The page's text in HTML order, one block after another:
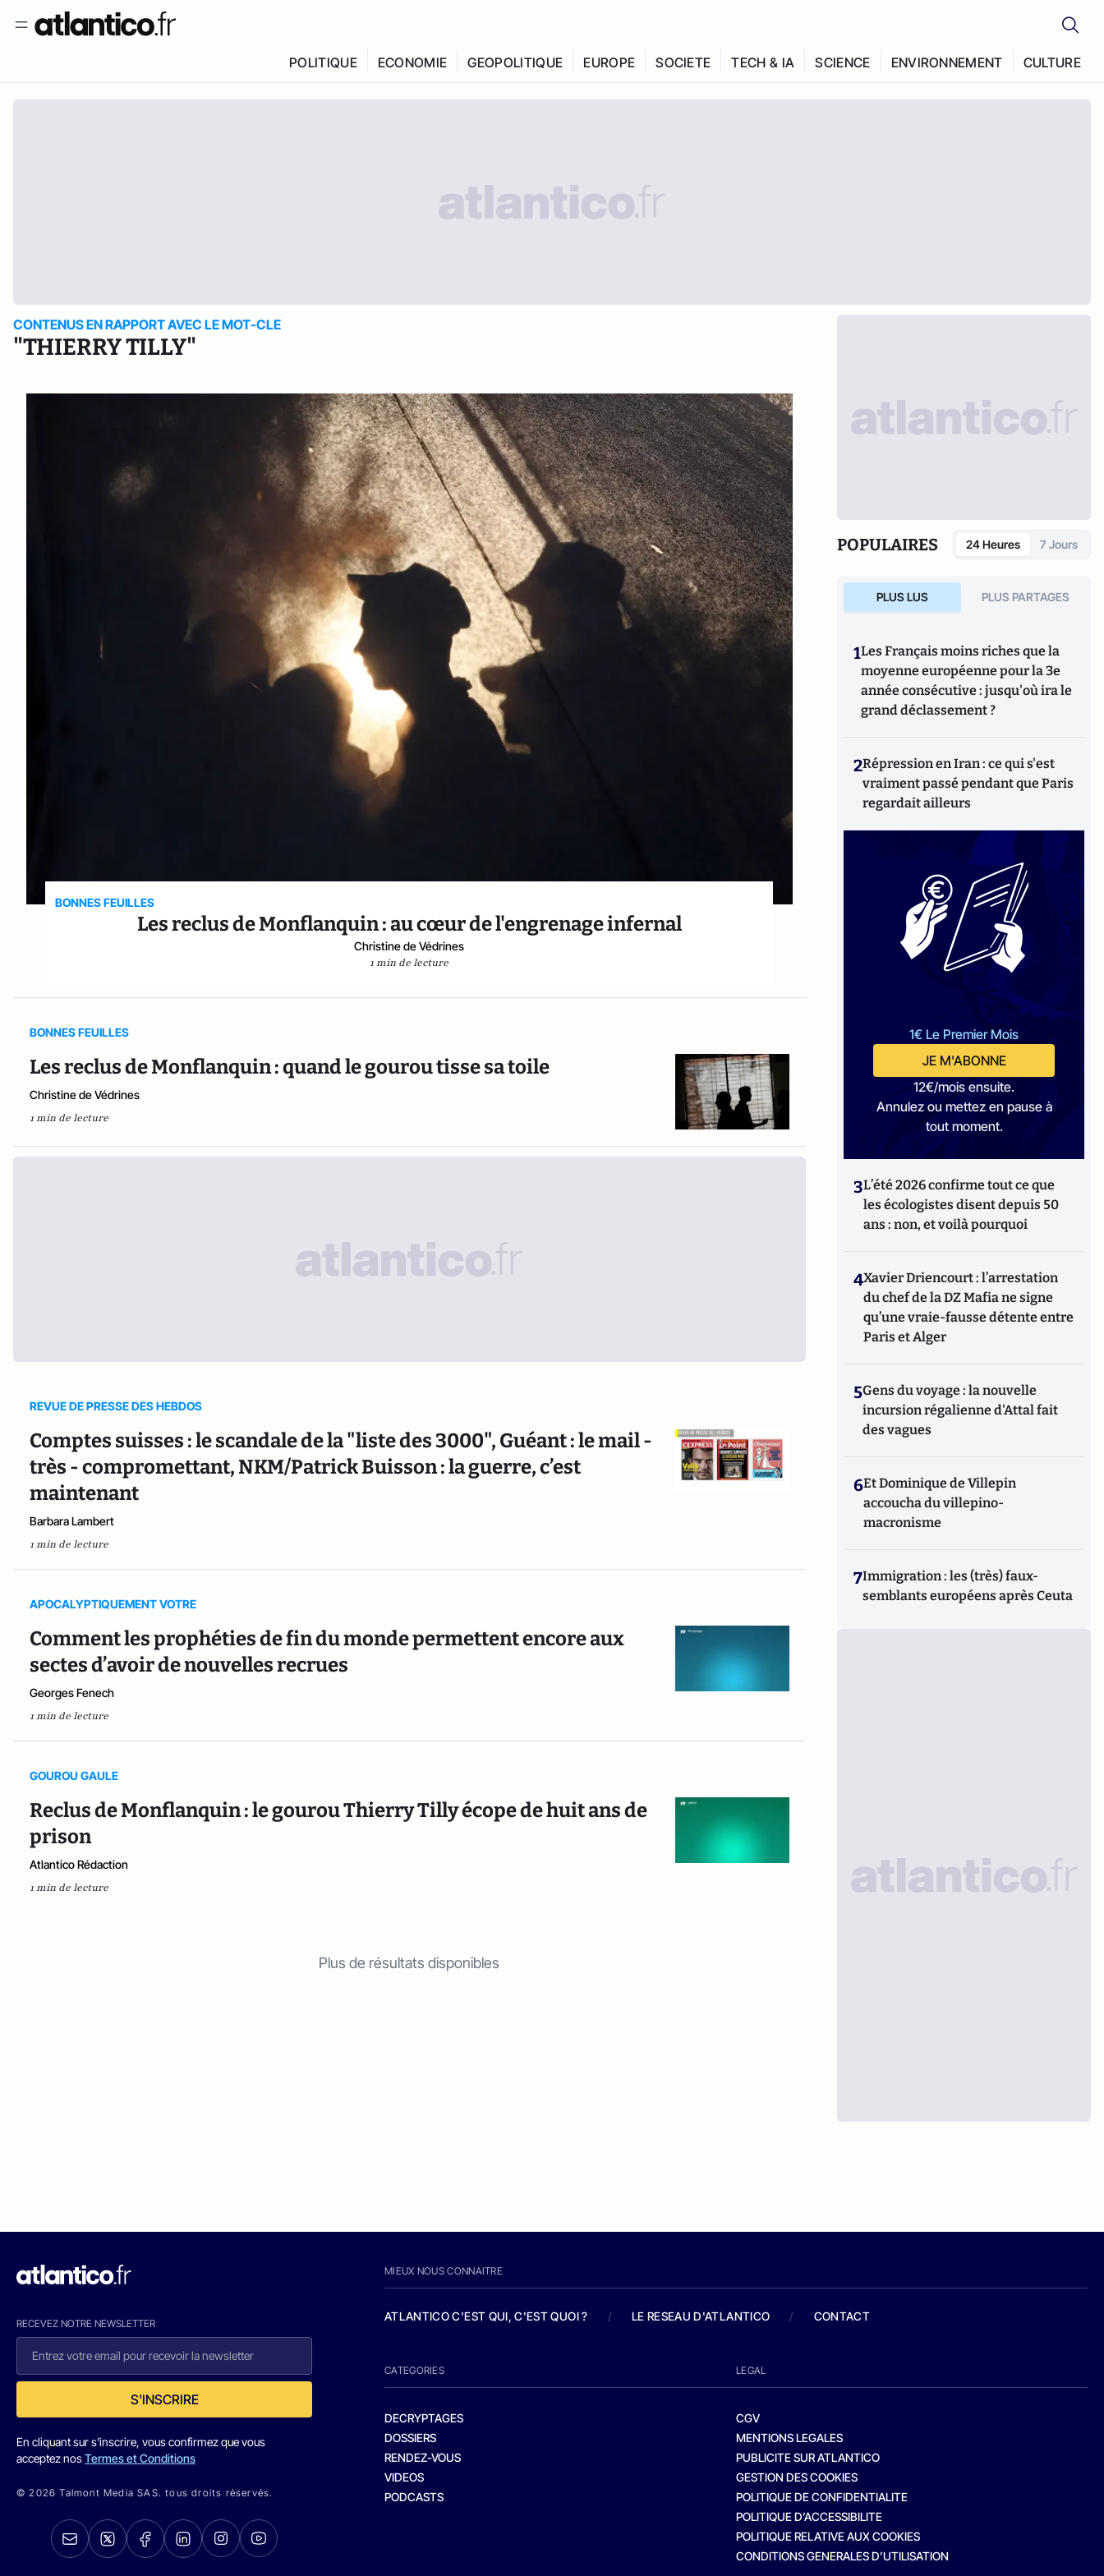
POLITIQUE ECONOMIE GEOPOLITIQUE EUROPE SOCIETE TECH & IA SCIENCE ENVIRONNEMENT CULTURE
CONTENUS EN RAPPORT AVEC LE MOT-CLE
"THIERRY TILLY"
BONNES FEUILLES
Les reclus de Monflanquin : au cœur de l'engrenage infernal
Christine de Védrines
1 min de lecture
BONNES FEUILLES
Les reclus de Monflanquin : quand le gourou tisse sa toile
Christine de Védrines
1 min de lecture
REVUE DE PRESSE DES HEBDOS
Comptes suisses : le scandale de la "liste des 3000", Guéant : le mail -
très - compromettant, NKM/Patrick Buisson : la guerre, c’est
maintenant
Barbara Lambert
1 min de lecture
APOCALYPTIQUEMENT VOTRE
Comment les prophéties de fin du monde permettent encore aux
sectes d’avoir de nouvelles recrues
Georges Fenech
1 min de lecture
GOUROU GAULE
Reclus de Monflanquin : le gourou Thierry Tilly écope de huit ans de
prison
Atlantico Rédaction
1 min de lecture
Plus de résultats disponibles
POPULAIRES 24 Heures 7 Jours
PLUS LUS PLUS PARTAGES
1Les Français moins riches que la
moyenne européenne pour la 3e
année consécutive : jusqu'où ira le
grand déclassement ?
2Répression en Iran : ce qui s'est
vraiment passé pendant que Paris
regardait ailleurs
1€ Le Premier Mois
JE M'ABONNE
12€/mois ensuite.
Annulez ou mettez en pause à
tout moment.
3L’été 2026 confirme tout ce que
les écologistes disent depuis 50
ans : non, et voilà pourquoi
4Xavier Driencourt : l’arrestation
du chef de la DZ Mafia ne signe
qu’une vraie-fausse détente entre
Paris et Alger
5Gens du voyage : la nouvelle
incursion régalienne d'Attal fait
des vagues
6Et Dominique de Villepin
accoucha du villepino-
macronisme
7Immigration : les (très) faux-
semblants européens après Ceuta
RECEVEZ NOTRE NEWSLETTER
S'INSCRIRE
En cliquant sur s'inscrire, vous confirmez que vous
acceptez nosTermes et Conditions
© 2026 Talmont Media SAS. tous droits réservés.
MIEUX NOUS CONNAITRE
ATLANTICO C'EST QUI, C'EST QUOI ? / LE RESEAU D'ATLANTICO / CONTACT
CATEGORIES
DECRYPTAGES
DOSSIERS
RENDEZ-VOUS
VIDEOS
PODCASTS
LEGAL
CGV
MENTIONS LEGALES
PUBLICITE SUR ATLANTICO
GESTION DES COOKIES
POLITIQUE DE CONFIDENTIALITE
POLITIQUE D’ACCESSIBILITE
POLITIQUE RELATIVE AUX COOKIES
CONDITIONS GENERALES D’UTILISATION